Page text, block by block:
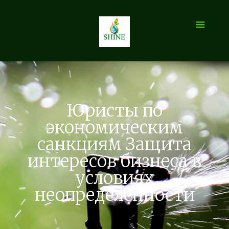
Юристы по
экономическим
санкциям Защита
интересов бизнеса в
условиях
неопределенности